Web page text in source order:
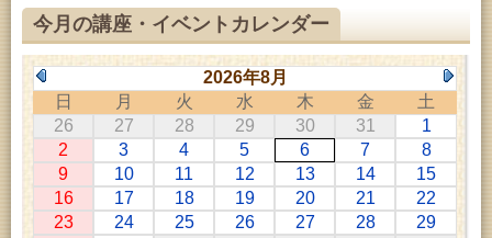
2026年06月06日 ～ 2026年10月17日 (秋田市)
令和8年度 あきたスマートカレッジD講座「防災講
座～自助力と共助力を高める～」
2026年06月27日 ～ 2026年09月05日 (秋田市)
令和8年度 あきたスマートカレッジB講座「熟議フ
ァシリテーター講座 ～熟議をつくろう！～」
2026年07月01日 ～ 2026年09月23日 (仙北市)
千葉克介写真展 ～自然の息吹～
2026年07月11日 ～ 2026年08月30日 (秋田市)
特別展「わけあって絶滅しました。展」
2026年07月14日 ～ 2026年08月23日 (秋田市)
子どもの読書活動推進事業「夏休みは図書館へ行こ
今月の講座・イベントカレンダー
2026年8月
日
月 火 水 木 金
土
26
27 28 29 30 31
1
2
3 4 5 6 7
8
9
10 11 12 13 14
15
16
17 18 19 20 21
22
23
24 25 26 27 28
29